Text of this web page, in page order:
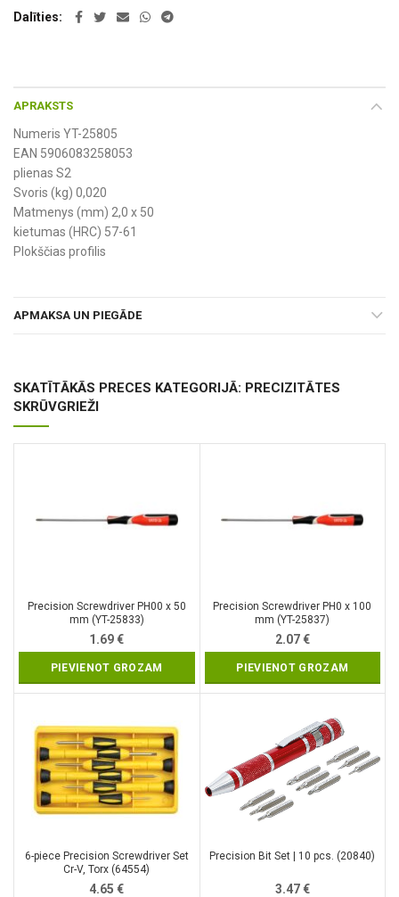
Dalīties
APRAKSTS
Numeris YT-25805
EAN 5906083258053
plienas S2
Svoris (kg) 0,020
Matmenys (mm) 2,0 x 50
kietumas (HRC) 57-61
Plokščias profilis
APMAKSA UN PIEGĀDE
SKATĪTĀKĀS PRECES KATEGORIJĀ: PRECIZITĀTES
SKRŪVGRIEŽI
Precision Screwdriver PH00 x 50
mm (YT-25833)
1.69€
PIEVIENOT GROZAM
Precision Screwdriver PH0 x 100
mm (YT-25837)
2.07€
PIEVIENOT GROZAM
6-piece Precision Screwdriver Set
Cr-V, Torx (64554)
4.65€
Precision Bit Set | 10 pcs. (20840)
3.47€